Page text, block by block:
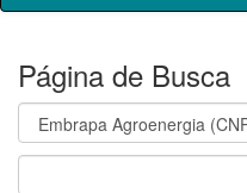
Página de Busca